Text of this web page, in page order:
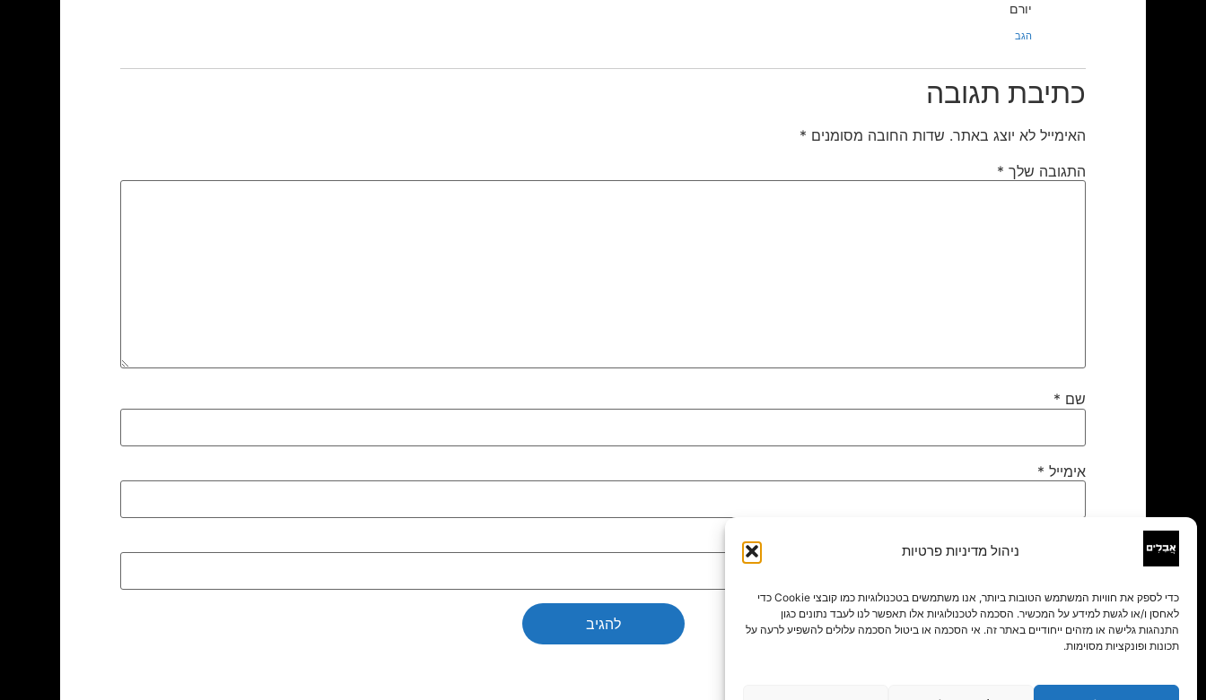
ניהול מדיניות פרטיות
כדי לספק את חוויות המשתמש הטובות ביותר, אנו משתמשים בטכנולוגיות כמו קובצי Cookie כדי
לאחסן ו/או לגשת למידע על המכשיר. הסכמה לטכנולוגיות אלו תאפשר לנו לעבד נתונים כגון
התנהגות גלישה או מזהים ייחודיים באתר זה. אי הסכמה או ביטול הסכמה עלולים להשפיע לרעה על
תכונות ופונקציות מסוימות.
יורם
הגב
כתיבת תגובה
האימייל לא יוצג באתר. שדות החובה מסומנים *
התגובה שלך *
שם *
אימייל *